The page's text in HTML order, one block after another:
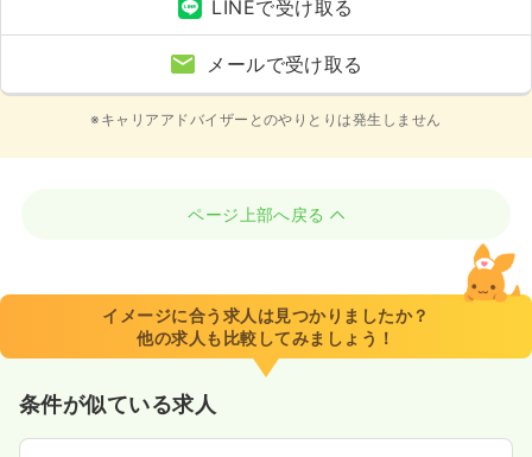
LINEで受け取る
メールで受け取る
※キャリアアドバイザーとのやりとりは発生しません
ページ上部へ戻る
イメージに合う求人は見つかりましたか？
他の求人も比較してみましょう！
条件が似ている求人